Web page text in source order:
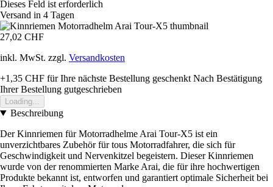
Dieses Feld ist erforderlich
Versand in 4 Tagen
27,02 CHF
inkl. MwSt. zzgl. Versandkosten
+1,35 CHF für Ihre nächste Bestellung geschenkt Nach Bestätigung
Ihrer Bestellung gutgeschrieben
Loading...
Beschreibung
Der Kinnriemen für Motorradhelme Arai Tour-X5 ist ein
unverzichtbares Zubehör für tous Motorradfahrer, die sich für
Geschwindigkeit und Nervenkitzel begeistern. Dieser Kinnriemen
wurde von der renommierten Marke Arai, die für ihre hochwertigen
Produkte bekannt ist, entworfen und garantiert optimale Sicherheit bei